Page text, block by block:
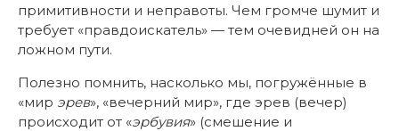
примитивности и неправоты. Чем громче шумит и
требует «правдоискатель» — тем очевидней он на
ложном пути.
Полезно помнить, насколько мы, погружённые в
«мир эрев», «вечерний мир», где эрев (вечер)
происходит от «эрбувия» (смешение и